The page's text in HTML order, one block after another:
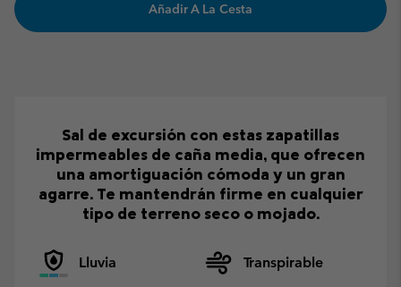
Añadir A La Cesta
Sal de excursión con estas zapatillas
impermeables de caña media, que ofrecen
una amortiguación cómoda y un gran
agarre. Te mantendrán firme en cualquier
tipo de terreno seco o mojado.
Lluvia
Transpirable